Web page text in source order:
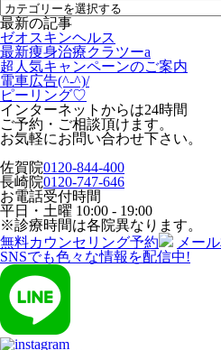
最新の記事
ゼオスキンヘルス
最新痩身治療クラツーa
超人気キャンペーンのご案内
電車広告(^-^)/
ピーリング♡
インターネットからは24時間
ご予約・ご相談頂けます。
お気軽にお問い合わせ下さい。
佐賀院0120-844-400
長崎院0120-747-646
お電話受付時間
平日・土曜 10:00 - 19:00
※診療時間は各院異なります。
無料カウンセリング予約
メー
SNSでも色々な情報を配信中!